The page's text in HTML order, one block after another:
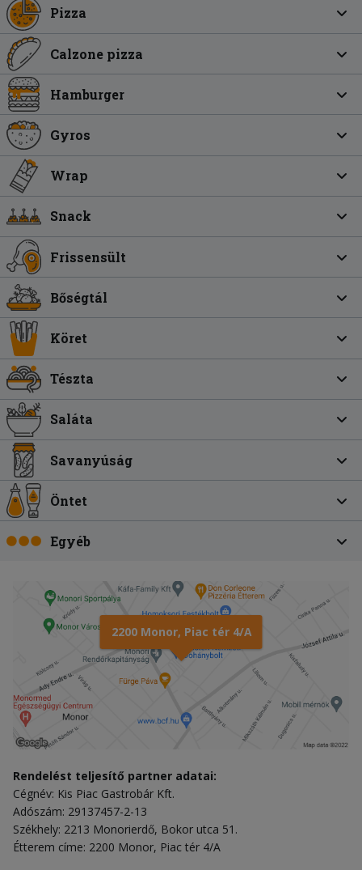
Pizza
Calzone pizza
Hamburger
Gyros
Wrap
Snack
Frissensült
Bőségtál
Köret
Tészta
Saláta
Savanyúság
Öntet
Egyéb
2200 Monor, Piac tér 4/A
Rendelést teljesítő partner adatai:
Cégnév: Kis Piac Gastrobár Kft.
Adószám: 29137457-2-13
Székhely: 2213 Monorierdő, Bokor utca 51.
Étterem címe: 2200 Monor, Piac tér 4/A